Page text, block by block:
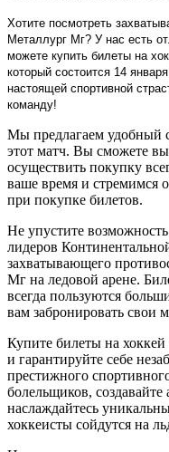
Хотите посмотреть
Металлург Мг? У нас есть
можете купить билеты на
который состоится 14
настоящей спортивной
команду!
Мы предлагаем удобный
этот матч. Вы сможете
осуществить покупку
ваше время и стремимся
при покупке билетов.
Не упустите
лидеров
захватывающего
Мг на ледовой арене.
всегда пользуются
вам забронировать свои
Купите билеты на
и гарантируйте себе
престижного
болельщиков,
наслаждайтесь
хоккеисты сойдутся на